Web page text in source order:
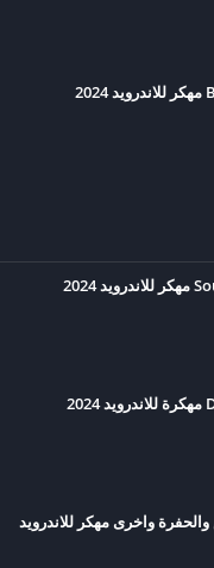
واخرى مهكر للاندرويد